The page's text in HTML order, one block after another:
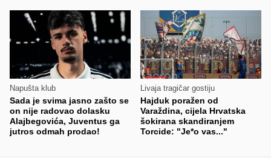
Napušta klub
Sada je svima jasno zašto se
on nije radovao dolasku
Alajbegovića, Juventus ga
jutros odmah prodao!
Livaja tragičar gostiju
Hajduk poražen od
Varaždina, cijela Hrvatska
šokirana skandiranjem
Torcide: "Je*o vas..."